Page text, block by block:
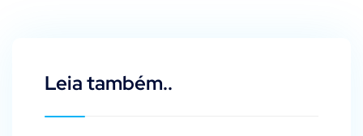
Leia também..